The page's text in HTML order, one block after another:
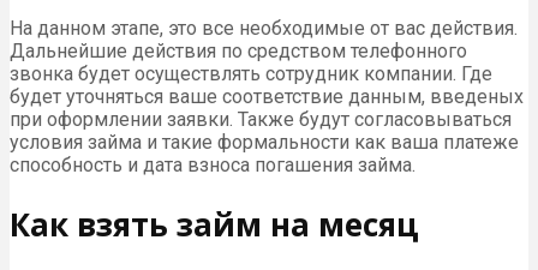
На данном этапе, это все необходимые от вас действия.
Дальнейшие действия по средством телефонного
звонка будет осуществлять сотрудник компании. Где
будет уточняться ваше соответствие данным, введеных
при оформлении заявки. Также будут согласовываться
условия займа и такие формальности как ваша платеже
способность и дата взноса погашения займа.
Как взять займ на месяц